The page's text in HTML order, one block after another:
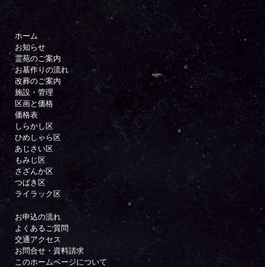
ホーム
お知らせ
霊苑のご案内
お墓作りの流れ
改葬のご案内
施設・管理
区画と価格
価格表
しらかし区
ひめしゃら区
あじさい区
もみじ区
さざんか区
つばき区
ライラック区
お申込の流れ
よくあるご質問
交通アクセス
お問合せ・資料請求
このホームページについて